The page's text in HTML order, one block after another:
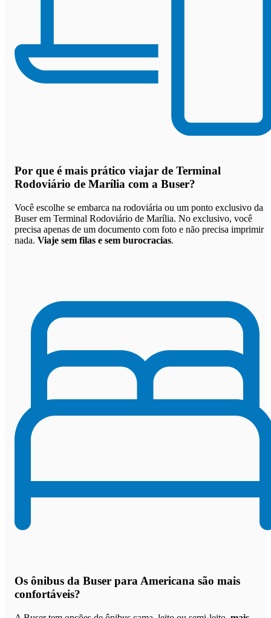
Por que é mais prático viajar de Terminal
Rodoviário de Marília com a Buser?
Você escolhe se embarca na rodoviária ou um ponto exclusivo da
Buser em Terminal Rodoviário de Marília. No exclusivo, você
precisa apenas de um documento com foto e não precisa imprimir
nada. Viaje sem filas e sem burocracias.
Os ônibus da Buser para Americana são mais
confortáveis?